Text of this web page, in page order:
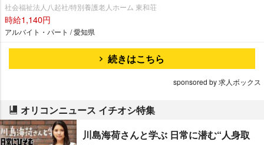
社会福祉法人八起社/特別養護老人ホーム 東和荘
時給1,140円
アルバイト・パート / 愛知県
続きはこちら
sponsored by 求人ボックス
オリコンニュース イチオシ特集
川島海荷さんと学ぶ 日常に潜む“人身取